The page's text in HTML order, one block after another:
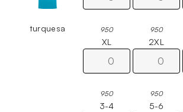
turquesa 950 950
XL
950
2XL
950
3-4 5-6